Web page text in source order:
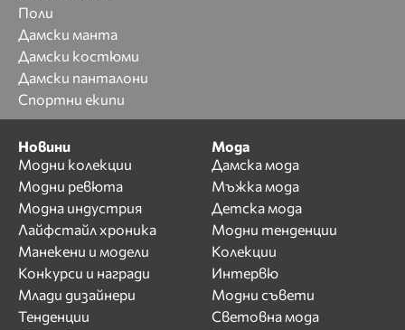
Поли
Дамски манта
Дамски костюми
Дамски панталони
Спортни екипи
Новини
Модни колекции
Модни ревюта
Модна индустрия
Лайфстайл хроника
Манекени и модели
Конкурси и награди
Млади дизайнери
Тенденции
Мода
Дамска мода
Мъжка мода
Детска мода
Модни тенденции
Колекции
Интервю
Модни съвети
Световна мода